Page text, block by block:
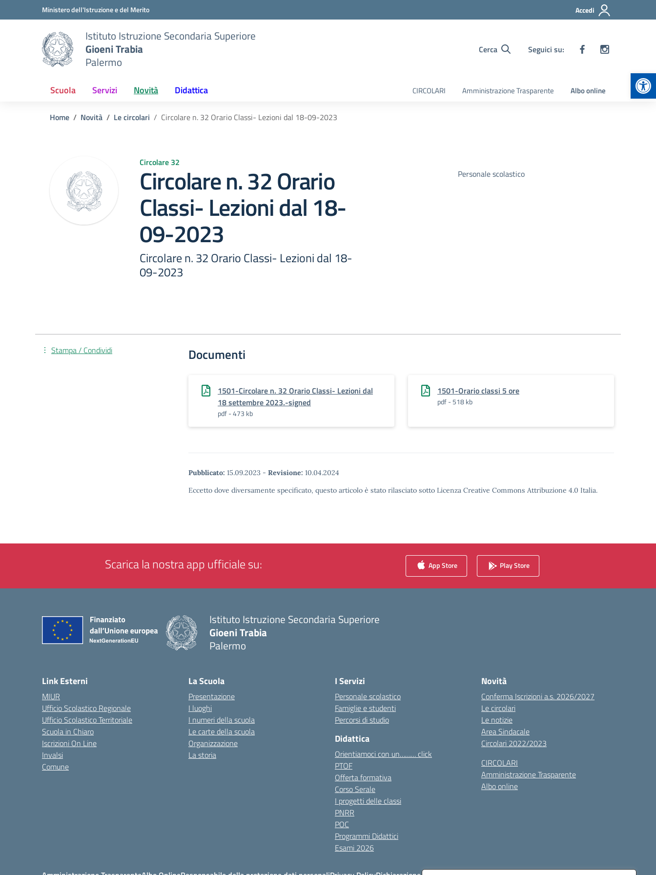
Vai ai contenuti
Vai al menu di navigazioneMinistero dell'Istruzione e del Merito Accedi
Istituto Istruzione Secondaria Superiore
Gioeni Trabia
Palermo
Cerca Seguici su:
Scuola Servizi Novità Didattica CIRCOLARI Amministrazione Trasparente Albo online
Home Novità Le circolari Circolare n. 32 Orario Classi- Lezioni dal 18-09-2023
Circolare 32
Circolare n. 32 Orario
Classi- Lezioni dal 18-
09-2023
Circolare n. 32 Orario Classi- Lezioni dal 18-
09-2023
Personale scolastico
Documenti
1501-Circolare n. 32 Orario Classi- Lezioni dal
18 settembre 2023.-signed
pdf - 473 kb
1501-Orario classi 5 ore
pdf - 518 kb
Pubblicato: 15.09.2023 - Revisione: 10.04.2024
Eccetto dove diversamente specificato, questo articolo è stato rilasciato sotto Licenza Creative Commons Attribuzione 4.0 Italia.
Stampa / Condividi
Scarica la nostra app ufficiale su: App Store Play Store
Istituto Istruzione Secondaria Superiore
Gioeni Trabia
Palermo
Link Esterni
MIUR
Ufficio Scolastico Regionale
Ufficio Scolastico Territoriale
Scuola in Chiaro
Iscrizioni On Line
Invalsi
Comune
La Scuola
Presentazione
I luoghi
I numeri della scuola
Le carte della scuola
Organizzazione
La storia
I Servizi
Personale scolastico
Famiglie e studenti
Percorsi di studio
Didattica
Orientiamoci con un……… click
PTOF
Offerta formativa
Corso Serale
I progetti delle classi
PNRR
POC
Programmi Didattici
Esami 2026
Novità
Conferma Iscrizioni a.s. 2026/2027
Le circolari
Le notizie
Area Sindacale
Circolari 2022/2023
CIRCOLARI
Amministrazione Trasparente
Albo online